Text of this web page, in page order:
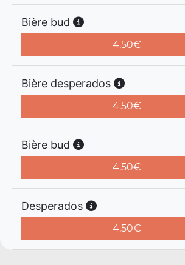
Bière bud
4.50€
Bière desperados
4.50€
Bière bud
4.50€
Desperados
4.50€